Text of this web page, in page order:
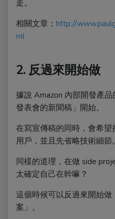
走。
相關文章： http://
ml
2. 反過來開始做
據說 Amazon 內部開發產
發表會的新聞稿」開始。
在寫宣傳稿的同時，會希
用戶，並且先省略技術細節。
同樣的道理，在做 side
太確定自己在幹嘛？
這個時候可以反過來開始
案」。